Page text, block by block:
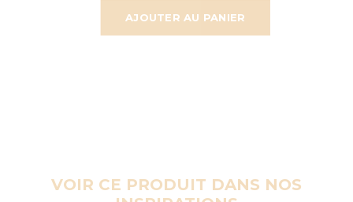
AJOUTER AU PANIER
VOIR CE PRODUIT DANS NOS